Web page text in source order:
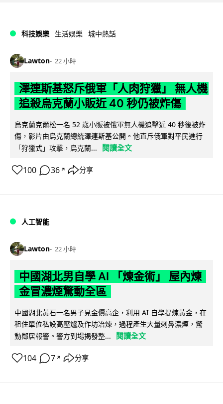
科技娛樂 生活娛樂 城中熱話
Lawton 22 小時
澤連斯基怒斥俄軍「人肉狩獵」 無人機
追殺烏克蘭小販近 40 秒仍被炸傷
烏克蘭克爾松一名 52 歲小販被俄軍無人機追擊近 40 秒後被炸
傷，影片由烏克蘭總統澤連斯基公開。他直斥俄軍對平民進行
「狩獵式」攻擊，烏克蘭...
閱讀全文
100 36 ↗ 分享
人工智能
Lawton 22 小時
中國湖北男自學 AI 「煉金術」 屋內煉
金冒濃煙驚動全區
中國湖北黃石一名男子見金價高企，利用 AI 自學提煉黃金，在
租住單位私設高壓爐及作坊冶煉，過程產生大量刺鼻濃煙，驚
動鄰居報警。警方到場揭發整...
閱讀全文
104 7 ↗ 分享